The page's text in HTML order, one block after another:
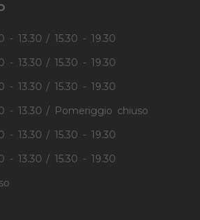
- 13.30 / 15.30 - 19.30
- 13.30 / 15.30 - 19.30
- 13.30 / 15.30 - 19.30
- 13.30 / Pomeriggio chiuso
- 13.30 / 15.30 - 19.30
- 13.30 / 15.30 - 19.30